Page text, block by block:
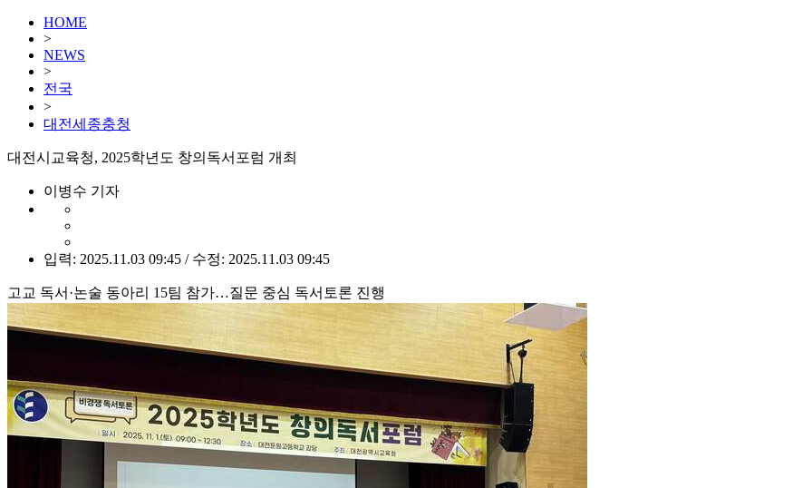
HOME
>
NEWS
>
전국
>
대전세종충청
대전시교육청, 2025학년도 창의독서포럼 개최
이병수 기자
입력: 2025.11.03 09:45 / 수정: 2025.11.03 09:45
고교 독서·논술 동아리 15팀 참가…질문 중심 독서토론 진행